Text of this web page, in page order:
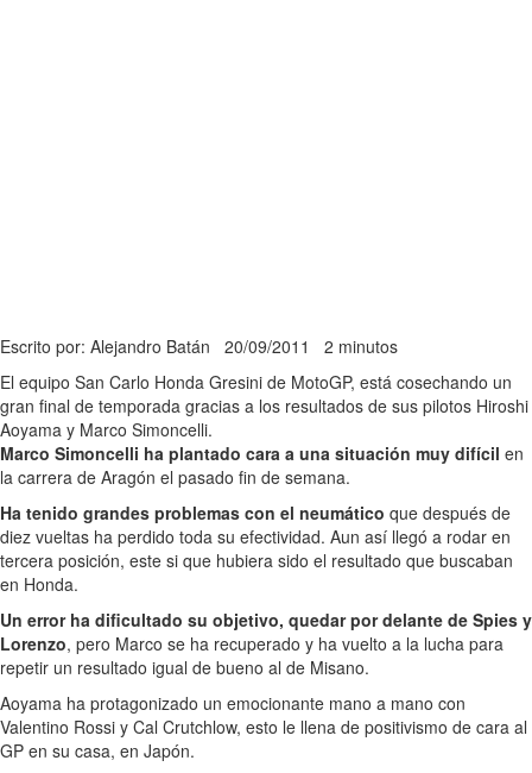
Escrito por: Alejandro Batán 20/09/2011 2 minutos
El equipo San Carlo Honda Gresini de MotoGP, está cosechando un
gran final de temporada gracias a los resultados de sus pilotos Hiroshi
Aoyama y Marco Simoncelli.
Marco Simoncelli ha plantado cara a una situación muy difícil en
la carrera de Aragón el pasado fin de semana.
Ha tenido grandes problemas con el neumático que después de
diez vueltas ha perdido toda su efectividad. Aun así llegó a rodar en
tercera posición, este si que hubiera sido el resultado que buscaban
en Honda.
Un error ha dificultado su objetivo, quedar por delante de Spies y
Lorenzo, pero Marco se ha recuperado y ha vuelto a la lucha para
repetir un resultado igual de bueno al de Misano.
Aoyama ha protagonizado un emocionante mano a mano con
Valentino Rossi y Cal Crutchlow, esto le llena de positivismo de cara al
GP en su casa, en Japón.